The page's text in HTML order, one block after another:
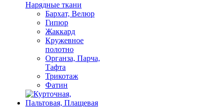
Нарядные ткани
Бархат, Велюр
Гипюр
Жаккард
Кружевное
полотно
Органза, Парча,
Тафта
Трикотаж
Фатин